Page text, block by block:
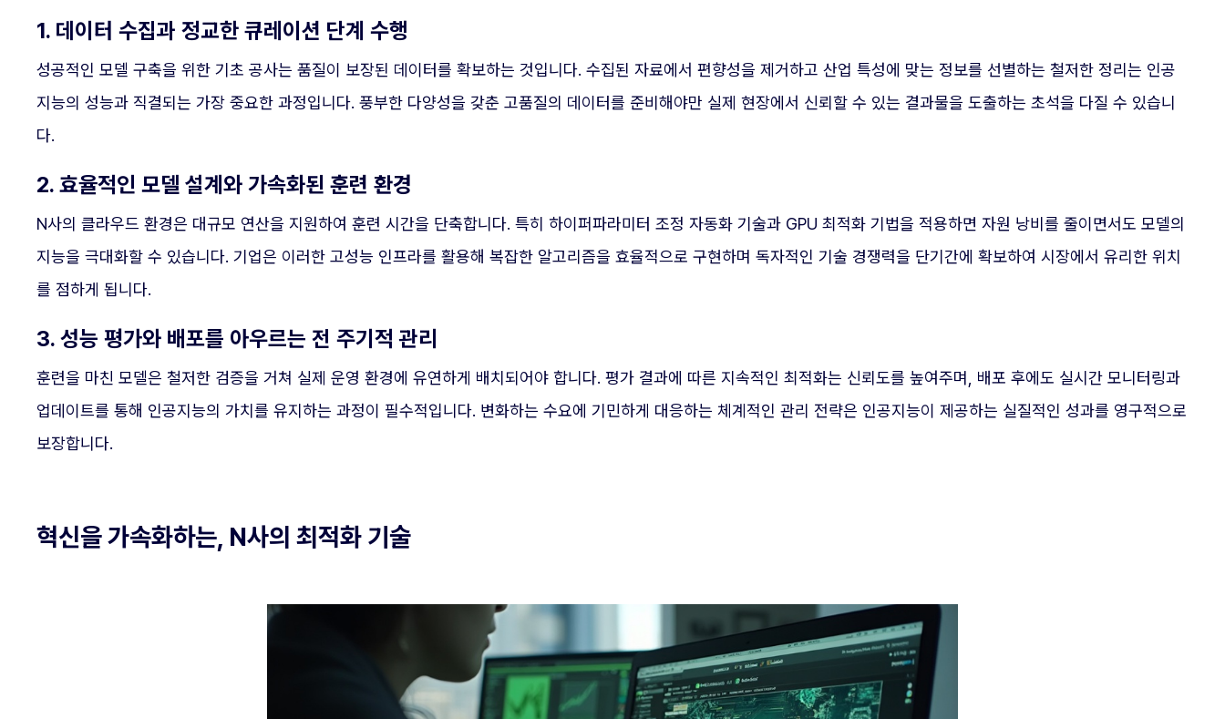
1. 데이터 수집과 정교한 큐레이션 단계 수행
성공적인 모델 구축을 위한 기초 공사는 품질이 보장된 데이터를 확보하는 것입니다. 수집된 자료에서 편향성을 제거하고 산업 특성에 맞는 정보를 선별하는 철저한 정리는 인공
지능의 성능과 직결되는 가장 중요한 과정입니다. 풍부한 다양성을 갖춘 고품질의 데이터를 준비해야만 실제 현장에서 신뢰할 수 있는 결과물을 도출하는 초석을 다질 수 있습니
다.
2. 효율적인 모델 설계와 가속화된 훈련 환경
N사의 클라우드 환경은 대규모 연산을 지원하여 훈련 시간을 단축합니다. 특히 하이퍼파라미터 조정 자동화 기술과 GPU 최적화 기법을 적용하면 자원 낭비를 줄이면서도 모델의
지능을 극대화할 수 있습니다. 기업은 이러한 고성능 인프라를 활용해 복잡한 알고리즘을 효율적으로 구현하며 독자적인 기술 경쟁력을 단기간에 확보하여 시장에서 유리한 위치
를 점하게 됩니다.
3. 성능 평가와 배포를 아우르는 전 주기적 관리
훈련을 마친 모델은 철저한 검증을 거쳐 실제 운영 환경에 유연하게 배치되어야 합니다. 평가 결과에 따른 지속적인 최적화는 신뢰도를 높여주며, 배포 후에도 실시간 모니터링과
업데이트를 통해 인공지능의 가치를 유지하는 과정이 필수적입니다. 변화하는 수요에 기민하게 대응하는 체계적인 관리 전략은 인공지능이 제공하는 실질적인 성과를 영구적으로
보장합니다.
혁신을 가속화하는, N사의 최적화 기술